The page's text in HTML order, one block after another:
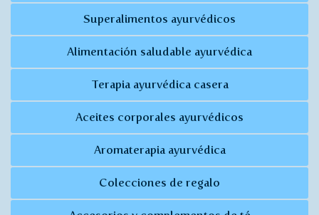
Superalimentos ayurvédicos
Alimentación saludable ayurvédica
Terapia ayurvédica casera
Aceites corporales ayurvédicos
Aromaterapia ayurvédica
Colecciones de regalo